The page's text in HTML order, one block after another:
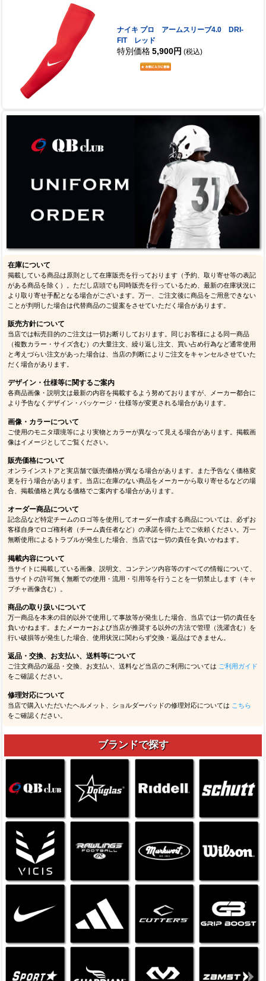
ナイキ プロ アームスリーブ4.0 DRI-
FIT レッド
特別価格 5,900円 (税込)
在庫について
掲載している商品は原則として在庫販売を行っております（予約、取り寄せ等の表記
がある商品を除く）。ただし店頭でも同時販売を行っているため、最新の在庫状況に
より取り寄せ手配となる場合がございます。万一、ご注文後に商品をご用意できない
ことが判明した場合は代替商品のご提案をさせていただく場合があります。
販売方針について
当店では転売目的のご注文は一切お断りしております。同じお客様による同一商品
（複数カラー・サイズ含む）の大量注文、繰り返し注文、買い占め行為など通常使用
と考えづらい注文があった場合は、当店の判断によりご注文をキャンセルさせていた
だく場合があります。
デザイン・仕様等に関するご案内
各商品画像・説明文は最新の内容を掲載するよう努めておりますが、メーカー都合に
より予告なくデザイン・パッケージ・仕様等が変更される場合があります。
画像・カラーについて
ご使用のモニタ環境等により実物とカラーが異なって見える場合があります。掲載画
像はイメージとしてご覧ください。
販売価格について
オンラインストアと実店舗で販売価格が異なる場合があります。また予告なく価格変
更を行う場合があります。当店に在庫のない商品をメーカーから取り寄せるなどの場
合、掲載価格と異なる価格でご案内する場合があります。
オーダー商品について
記念品など特定チームのロゴ等を使用してオーダー作成する商品については、必ずお
客様自身でロゴ権利者（チーム責任者など）の承諾を得た上でご依頼ください。万一
無断使用によるトラブルが発生した場合、当店では一切の責任を負いかねます。
掲載内容について
当サイトに掲載している画像、説明文、コンテンツ内容等のすべての情報について、
当サイトの許可無く無断での使用・流用・引用等を行うことを一切禁止します（キャ
プチャ画像含む）。
商品の取り扱いについて
万一商品を本来の目的以外で使用して事故等が発生した場合、当店では一切の責任を
負いかねます。またメーカーおよび当店が推奨する以外の方法で管理（洗濯含む）を
行い破損等が発生した場合、使用状況に関わらず交換・返品はできません。
返品・交換、お支払い、送料等について
ご注文商品の返品・交換、お支払い、送料など当店のご利用については ご利用ガイド
をご確認ください。
修理対応について
当店で購入いただいたヘルメット、ショルダーパッドの修理対応については こちら
をご確認ください。
ブランドで探す